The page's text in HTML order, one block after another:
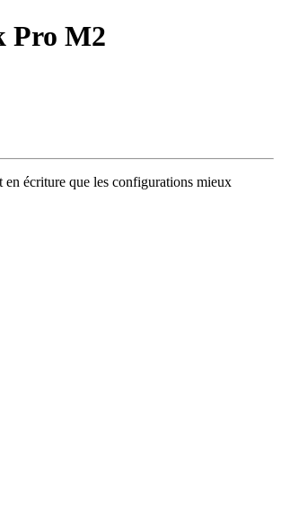
Pro M2
écriture que les configurations mieux